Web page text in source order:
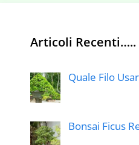
Articoli Recenti…..
Quale Filo
Bonsai Ficus